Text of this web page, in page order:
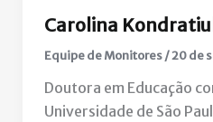
Carolina
Equipe de Monitores/20 de
Doutora em Educação
Universidade de São